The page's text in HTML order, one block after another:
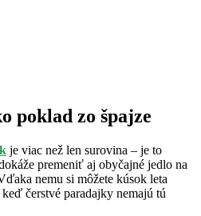
poklad zo špajze
je viac než len surovina – je to
premeniť aj obyčajné jedlo na
nemu si môžete kúsok leta
čerstvé paradajky nemajú tú